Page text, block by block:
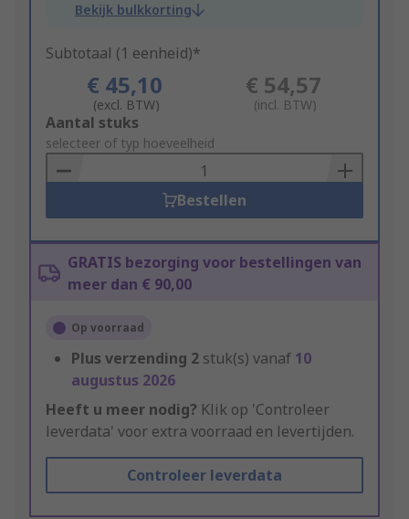
Bekijk bulkkorting
Subtotaal (1 eenheid)*
€ 45,10
(excl. BTW)
€ 54,57
(incl. BTW)
Add
to
Basket
Aantal stuks
selecteer of typ hoeveelheid
Bestellen
GRATIS bezorging voor bestellingen van
meer dan € 90,00
Op voorraad
Plus verzending 2 stuk(s) vanaf 10
augustus 2026
Heeft u meer nodig? Klik op 'Controleer
leverdata' voor extra voorraad en levertijden.
Controleer leverdata